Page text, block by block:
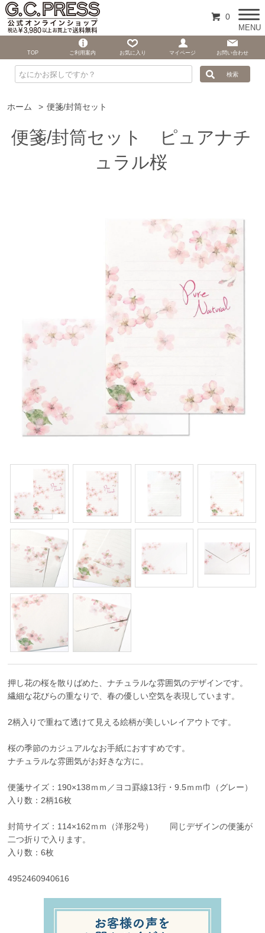
ホーム > 便箋/封筒セット
便箋/封筒セット ピュアナチ
ュラル桜
押し花の桜を散りばめた、ナチュラルな雰囲気のデザインです。
繊細な花びらの重なりで、春の優しい空気を表現しています。
2柄入りで重ねて透けて見える絵柄が美しいレイアウトです。
桜の季節のカジュアルなお手紙におすすめです。
ナチュラルな雰囲気がお好きな方に。
便箋サイズ：190×138ｍｍ／ヨコ罫線13行・9.5ｍｍ巾（グレー）
入り数：2柄16枚
封筒サイズ：114×162ｍｍ（洋形2号） 同じデザインの便箋が
二つ折りで入ります。
入り数：6枚
4952460940616
0
MENU
TOP ご利用案内 お気に入り マイページ お問い合わせ